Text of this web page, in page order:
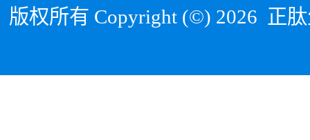
版权所有 Copyright (©) 2026 正